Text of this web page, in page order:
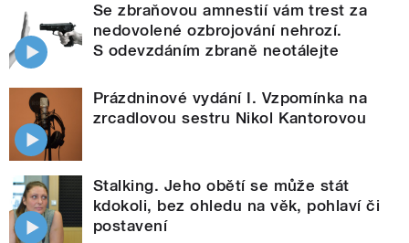
Se zbraňovou amnestií vám trest za
nedovolené ozbrojování nehrozí.
S odevzdáním zbraně neotálejte
Prázdninové vydání I. Vzpomínka na
zrcadlovou sestru Nikol Kantorovou
Stalking. Jeho obětí se může stát
kdokoli, bez ohledu na věk, pohlaví či
postavení